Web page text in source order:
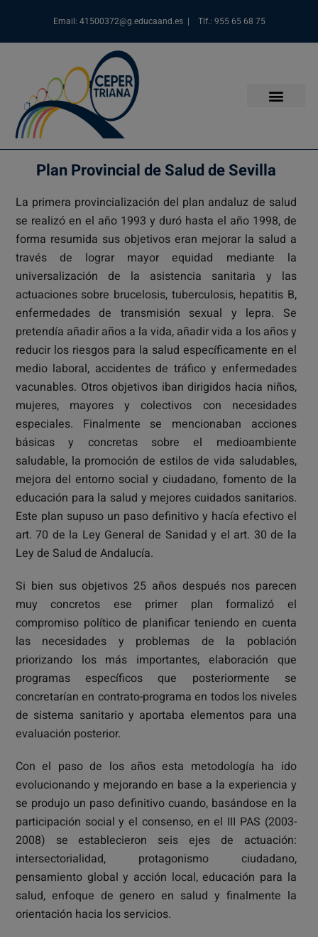
Email: 41500372@g.educaand.es | Tlf.: 955 65 68 75
Plan Provincial de Salud de Sevilla
La primera provincialización del plan andaluz de salud
se realizó en el año 1993 y duró hasta el año 1998, de
forma resumida sus objetivos eran mejorar la salud a
través de lograr mayor equidad mediante la
universalización de la asistencia sanitaria y las
actuaciones sobre brucelosis, tuberculosis, hepatitis B,
enfermedades de transmisión sexual y lepra. Se
pretendía añadir años a la vida, añadir vida a los años y
reducir los riesgos para la salud específicamente en el
medio laboral, accidentes de tráfico y enfermedades
vacunables. Otros objetivos iban dirigidos hacia niños,
mujeres, mayores y colectivos con necesidades
especiales. Finalmente se mencionaban acciones
básicas y concretas sobre el medioambiente
saludable, la promoción de estilos de vida saludables,
mejora del entorno social y ciudadano, fomento de la
educación para la salud y mejores cuidados sanitarios.
Este plan supuso un paso definitivo y hacía efectivo el
art. 70 de la Ley General de Sanidad y el art. 30 de la
Ley de Salud de Andalucía.
Si bien sus objetivos 25 años después nos parecen
muy concretos ese primer plan formalizó el
compromiso político de planificar teniendo en cuenta
las necesidades y problemas de la población
priorizando los más importantes, elaboración que
programas específicos que posteriormente se
concretarían en contrato-programa en todos los niveles
de sistema sanitario y aportaba elementos para una
evaluación posterior.
Con el paso de los años esta metodología ha ido
evolucionando y mejorando en base a la experiencia y
se produjo un paso definitivo cuando, basándose en la
participación social y el consenso, en el III PAS (2003-
2008) se establecieron seis ejes de actuación:
intersectorialidad, protagonismo ciudadano,
pensamiento global y acción local, educación para la
salud, enfoque de genero en salud y finalmente la
orientación hacia los servicios.